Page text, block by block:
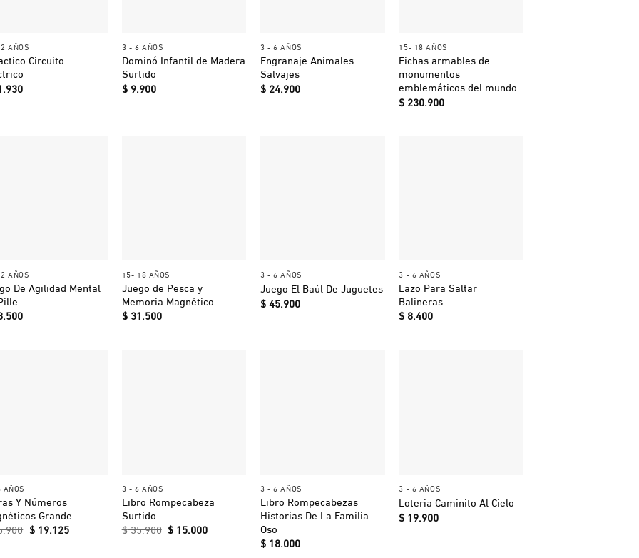
AÑOS
Circuito
3 - 6 AÑOS
Dominó Infantil de Madera
Surtido
$9.900
3 - 6 AÑOS
Engranaje Animales
Salvajes
$ 24.900
15- 18 AÑOS
Fichas armables de
monumentos
emblemáticos del mundo
$ 230.900
AÑOS
De Agilidad Mental
15- 18 AÑOS
Juego de Pesca y
Memoria Magnético
$31.500
3 - 6 AÑOS
Juego El Baúl De Juguetes
$45.900
3 - 6 AÑOS
Lazo Para Saltar
Balineras
$ 8.400
Y Números
Grande
El
precio
$19.125El
precio
3 - 6 AÑOS
Libro Rompecabeza
Surtido
$35.900 El
precio
$ 15.000El
3 - 6 AÑOS
Libro Rompecabezas
Historias De La Familia
Oso
$ 18.000
3 - 6 AÑOS
Loteria Caminito Al Cielo
$ 19.900